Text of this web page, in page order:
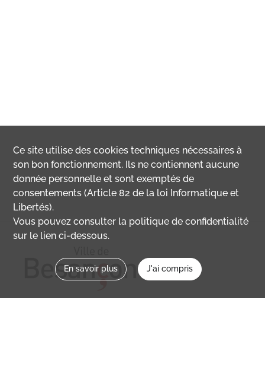
Ce site utilise descookies techniques nécessaires à
son bon fonctionnement. Ils ne contiennent aucune
donnée personnelle et sont exemptés de
consentements (Article 82 de la loi Informatique et
Libertés).
Vous pouvez consulter la politique de confidentialité
sur le lien ci-dessous.
En savoir plus J'ai compris